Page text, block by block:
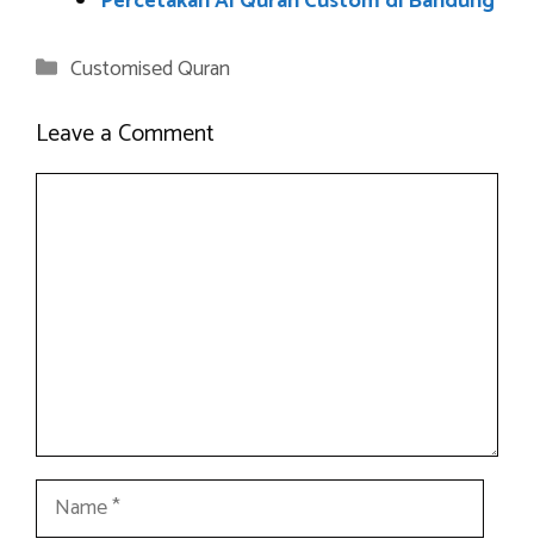
Categories
Customised Quran
Leave a Comment
Name